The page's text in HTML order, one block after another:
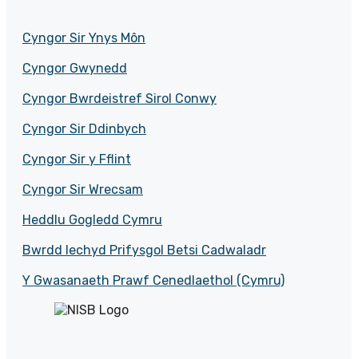
Cyngor Sir Ynys Môn
Cyngor Gwynedd
Cyngor Bwrdeistref Sirol Conwy
Cyngor Sir Ddinbych
Cyngor Sir y Fflint
Cyngor Sir Wrecsam
Heddlu Gogledd Cymru
Bwrdd Iechyd Prifysgol Betsi Cadwaladr
Y Gwasanaeth Prawf Cenedlaethol (Cymru)